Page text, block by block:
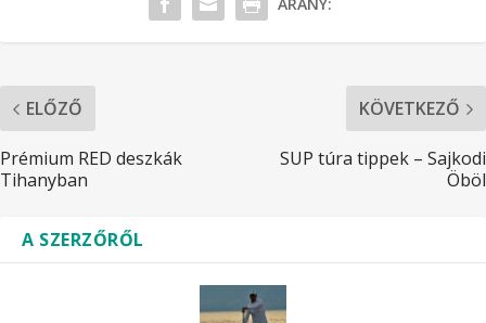
ARÁNY:
ELŐZŐ
Prémium RED deszkák
Tihanyban
KÖVETKEZŐ
SUP túra tippek – Sajkodi
Öböl
A SZERZŐRŐL